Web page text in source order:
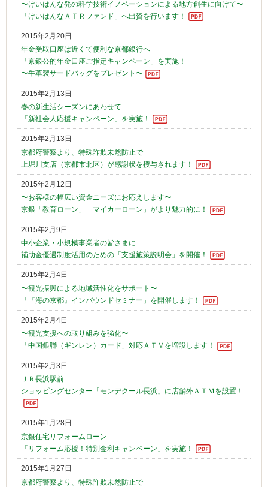
〜けいはんな発の科学技術イノベーションによる地方創生に向けて〜
「けいはんなＡＴＲファンド」へ出資を行います！
2015年2月20日
年金受取口座は近くて便利な京都銀行へ
「京銀公的年金口座ご指定キャンペーン」を実施！
〜牛革製サードバッグをプレゼント〜
2015年2月13日
春の新生活シーズンにあわせて
「新社会人応援キャンペーン」を実施！
2015年2月13日
京都府警察より、特殊詐欺未然防止で
上堀川支店（京都市北区）が感謝状を授与されます！
2015年2月12日
〜お客様の幅広い資金ニーズにお応えします〜
京銀「教育ローン」「マイカーローン」がより魅力的に！
2015年2月9日
中小企業・小規模事業者の皆さまに
補助金優遇制度活用のための「支援施策説明会」を開催！
2015年2月4日
〜観光振興による地域活性化をサポート〜
「『海の京都』インバウンドセミナー」を開催します！
2015年2月4日
〜観光支援への取り組みを強化〜
「中国銀聯（ギンレン）カード」対応ＡＴＭを増設します！
2015年2月3日
ＪＲ長浜駅前
ショッピングセンター「モンデクール長浜」に店舗外ＡＴＭを設置！
2015年1月28日
京銀住宅リフォームローン
「リフォーム応援！特別金利キャンペーン」を実施！
2015年1月27日
京都府警察より、特殊詐欺未然防止で